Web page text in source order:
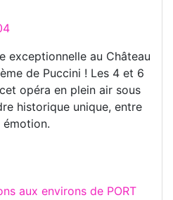
exceptionnelle au Château
de Puccini ! Les 4 et 6
opéra en plein air sous
historique unique, entre
émotion.
aux environs de PORT